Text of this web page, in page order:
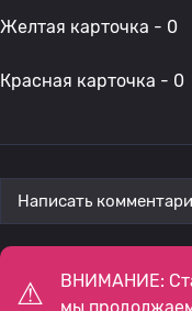
Желтая карточка - 0
Красная карточка - 0
Написать
ВНИМАНИЕ: